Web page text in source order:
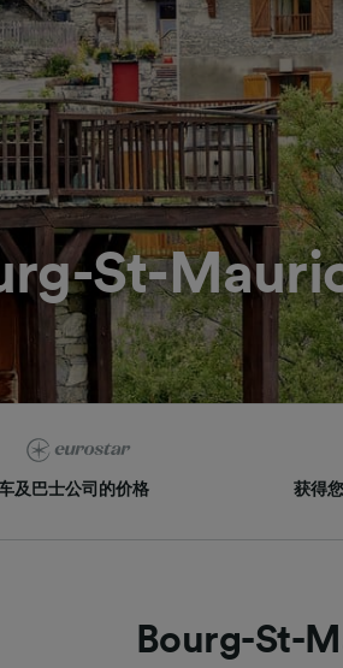
St-
及巴士公司的价格 获得
Bourg-St-